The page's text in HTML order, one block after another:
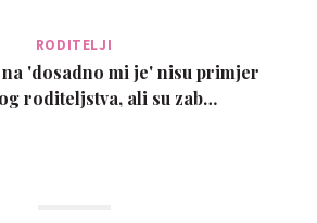
RODITELJI
'dosadno mi je' nisu primjer
roditeljstva, ali su zab…